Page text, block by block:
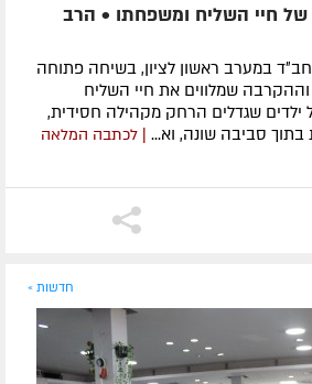
חיי השליח ומשפחתו • הרב
במערב ראשון לציון, בשיחה פתוחה
שמלווים את חיי השליח
ילדים שגדלים הרחק מקהילה חסידית,
סביבה שונה, וא... | לכתבה המלאה
חדשות »